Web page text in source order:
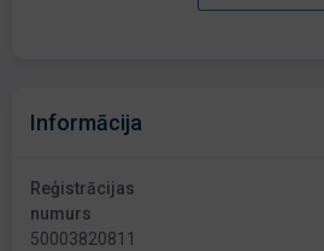
Informācija
Reģistrācijas
numurs
50003820811